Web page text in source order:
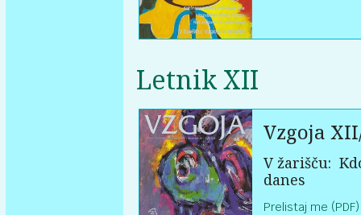
Letnik XII
Vzgoja
V žarišču:
danes
Prelistaj me (PDF)